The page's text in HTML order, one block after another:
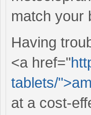
match your
Having
<a href="
tablets/
at a cost-